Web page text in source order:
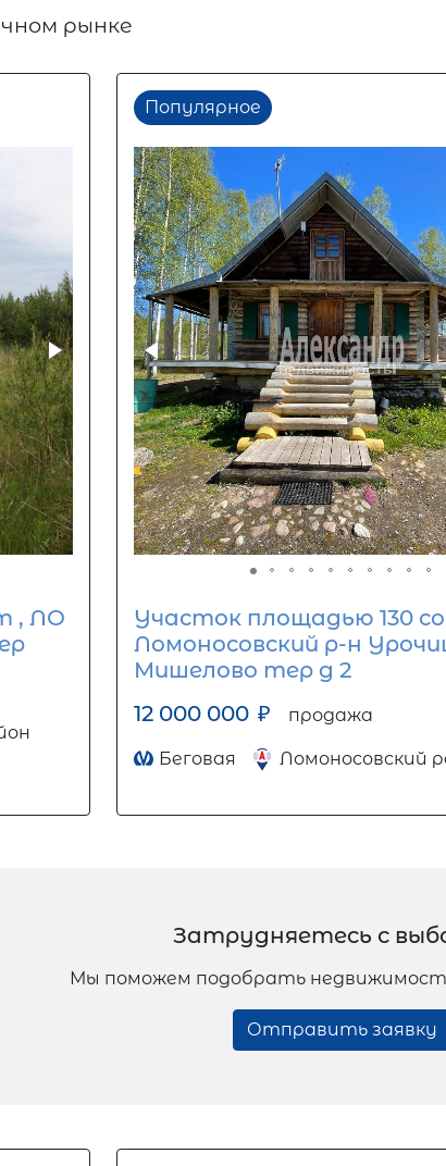
рынке
, ЛО
Популярное
Участок площадью 130
Ломоносовский р-н
Мишелово тер д 2
12 000 000 ₽ продажа
Беговая Ломоносовский
Затрудняетесь с
Мы поможем подобрать
Отправить заявку